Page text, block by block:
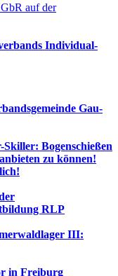
Individual-
Gau-
Skiller: Bogenschießen
zu können!
RLP
III:
in Freiburg